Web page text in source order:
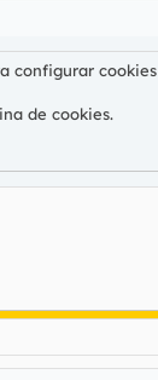
configurar cookies
de cookies.